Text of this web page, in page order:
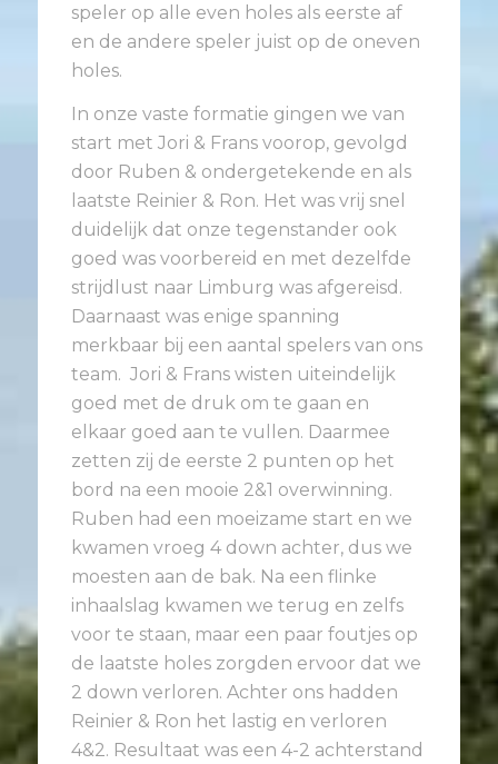
speler op alle even holes als eerste af
en de andere speler juist op de oneven
holes.
In onze vaste formatie gingen we van
start met Jori & Frans voorop, gevolgd
door Ruben & ondergetekende en als
laatste Reinier & Ron. Het was vrij snel
duidelijk dat onze tegenstander ook
goed was voorbereid en met dezelfde
strijdlust naar Limburg was afgereisd.
Daarnaast was enige spanning
merkbaar bij een aantal spelers van ons
team. Jori & Frans wisten uiteindelijk
goed met de druk om te gaan en
elkaar goed aan te vullen. Daarmee
zetten zij de eerste 2 punten op het
bord na een mooie 2&1 overwinning.
Ruben had een moeizame start en we
kwamen vroeg 4 down achter, dus we
moesten aan de bak. Na een flinke
inhaalslag kwamen we terug en zelfs
voor te staan, maar een paar foutjes op
de laatste holes zorgden ervoor dat we
2 down verloren. Achter ons hadden
Reinier & Ron het lastig en verloren
4&2. Resultaat was een 4-2 achterstand